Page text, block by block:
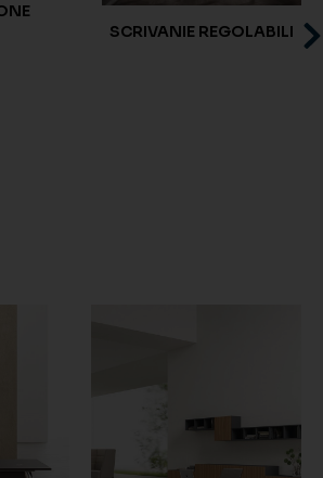
SCRIVANIE REGOLABILI